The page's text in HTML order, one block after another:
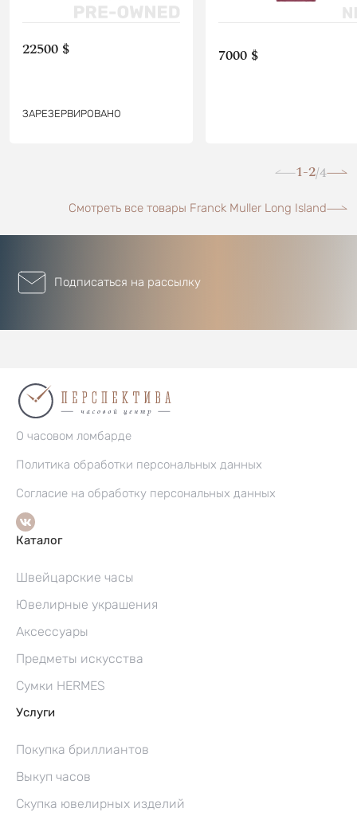
22500 $
ЗАРЕЗЕРВИРОВАНО
7000 $
1-2/4
Смотреть все товары Franck Muller Long Island
Подписаться на рассылку
О часовом ломбарде
Политика обработки персональных данных
Согласие на обработку персональных данных
Каталог
Швейцарские часы
Ювелирные украшения
Аксессуары
Предметы искусства
Сумки HERMES
Услуги
Покупка бриллиантов
Выкуп часов
Скупка ювелирных изделий